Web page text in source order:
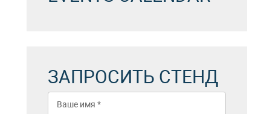
ЗАПРОСИТЬ СТЕНД